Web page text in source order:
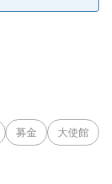
募金 大使館